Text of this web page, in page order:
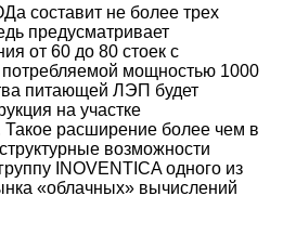
составит не более трех
предусматривает
от 60 до 80 стоек с
мощностью 1000
питающей ЛЭП будет
на участке
расширение более чем в
возможности
INOVENTICA одного из
«облачных» вычислений